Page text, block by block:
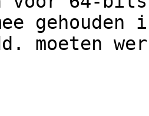
gehouden
moeten